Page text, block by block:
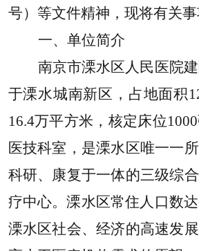
号）等文件精神，现将有关事
一、单位简介
南京市溧水区人民医院
于溧水城南新区，占地面积
16.4万平方米，核定床位1000
医技科室，是溧水区唯一一
科研、康复于一体的三级综
疗中心。溧水区常住人口数
溧水区社会、经济的高速发